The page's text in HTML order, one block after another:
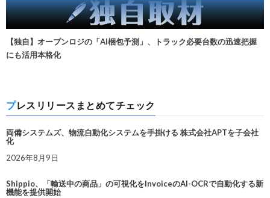
【独自】オープンロジの「AI梱包予測」、トラック必要台数の迅速把握
にも活用本格化
プレスリリースまとめてチェック
両備システムズ、物流自動化システムを手掛ける 株式会社APTを子会社
化
2026年8月9日
Shippio、「輸送中の商品」の可視化をInvoiceのAI-OCRで自動化する新
機能を提供開始